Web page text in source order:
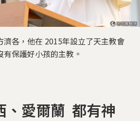
濟各，他在 2015年設立了天主教會
保護好小孩的主教。
、愛爾蘭 都有神